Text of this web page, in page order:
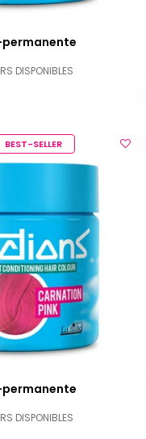
DISPONIBLES
BEST-SELLER
DISPONIBLES